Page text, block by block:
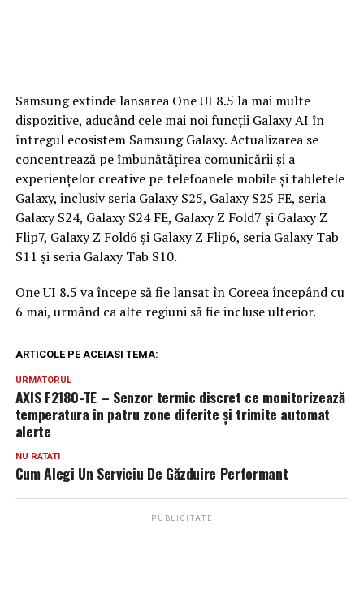
Samsung extinde lansarea One UI 8.5 la mai multe
dispozitive, aducând cele mai noi funcții Galaxy AI în
întregul ecosistem Samsung Galaxy. Actualizarea se
concentrează pe îmbunătățirea comunicării și a
experiențelor creative pe telefoanele mobile și tabletele
Galaxy, inclusiv seria Galaxy S25, Galaxy S25 FE, seria
Galaxy S24, Galaxy S24 FE, Galaxy Z Fold7 și Galaxy Z
Flip7, Galaxy Z Fold6 și Galaxy Z Flip6, seria Galaxy Tab
S11 și seria Galaxy Tab S10.
One UI 8.5 va începe să fie lansat în Coreea începând cu
6 mai, urmând ca alte regiuni să fie incluse ulterior.
ARTICOLE PE ACEIASI TEMA:
URMATORUL
AXIS F2180-TE – Senzor termic discret ce monitorizează
temperatura în patru zone diferite și trimite automat
alerte
NU RATATI
Cum Alegi Un Serviciu De Găzduire Performant
PUBLICITATE